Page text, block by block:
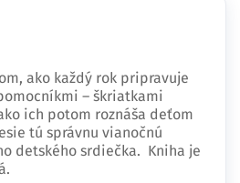
ako každý rok pripravuje
– škriatkami
ich potom roznáša deťom
tú správnu vianočnú
detského srdiečka. Kniha je